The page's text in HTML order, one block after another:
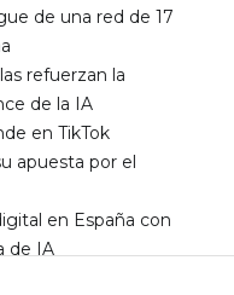
de una red de 17
refuerzan la
de la IA
en TikTok
apuesta por el
en España con
de IA
RAN e IA a